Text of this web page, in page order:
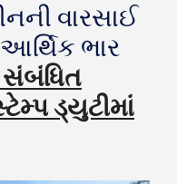
વારસાઈ
ભાર
સંબંધિત
ડ્યુટીમાં